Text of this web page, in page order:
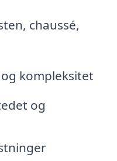
chaussé,
kompleksitet
og